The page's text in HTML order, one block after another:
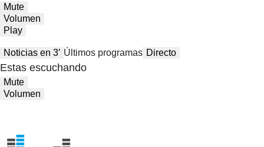
Mute
Volumen
Play
Noticias en 3′ Últimos programas Directo
Estas escuchando
Mute
Volumen